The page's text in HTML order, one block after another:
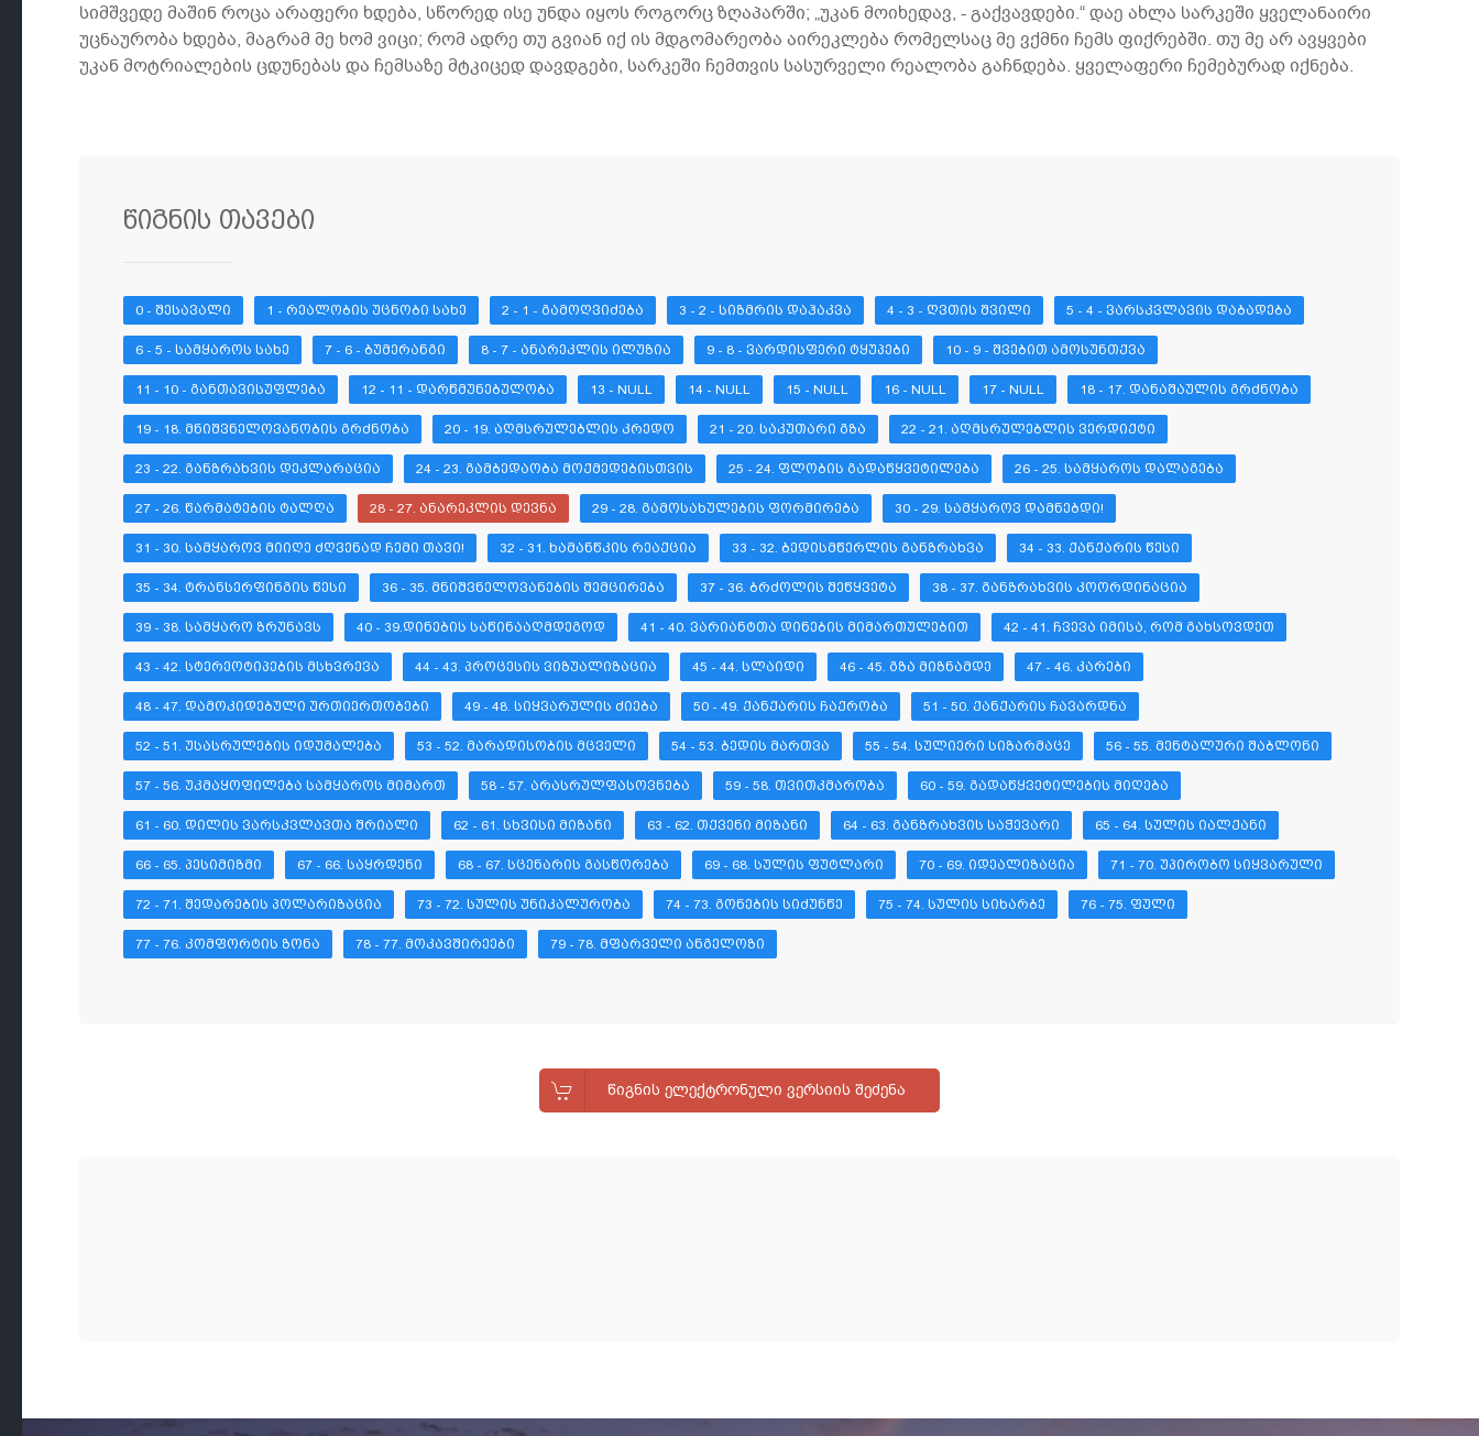
სიმშვედე მაშინ როცა არაფერი ხდება, სწორედ ისე უნდა იყოს როგორც ზღაპარში; „უკან მოიხედავ, - გაქვავდები.“ დაე ახლა სარკეში ყველანაირი
უცნაურობა ხდება, მაგრამ მე ხომ ვიცი; რომ ადრე თუ გვიან იქ ის მდგომარეობა აირეკლება რომელსაც მე ვქმნი ჩემს ფიქრებში. თუ მე არ ავყვები
უკან მოტრიალების ცდუნებას და ჩემსაზე მტკიცედ დავდგები, სარკეში ჩემთვის სასურველი რეალობა გაჩნდება. ყველაფერი ჩემებურად იქნება.
წიგნის თავები
0 - ᲨᲔᲡᲐᲕᲐᲚᲘ 1 - ᲠᲔᲐᲚᲝᲑᲘᲡ ᲣᲪᲜᲝᲑᲘ ᲡᲐᲮᲔ 2 - 1 - ᲒᲐᲛᲝᲦᲕᲘᲫᲔᲑᲐ 3 - 2 - ᲡᲘᲖᲛᲠᲘᲡ ᲓᲐᲰᲐᲙᲕᲐ 4 - 3 - ᲦᲕᲗᲘᲡ ᲨᲕᲘᲚᲘ 5 - 4 - ᲕᲐᲠᲡᲙᲕᲚᲐᲕᲘᲡ ᲓᲐᲑᲐᲓᲔᲑᲐ
6 - 5 - ᲡᲐᲛᲧᲐᲠᲝᲡ ᲡᲐᲮᲔ 7 - 6 - ᲑᲣᲛᲔᲠᲐᲜᲒᲘ 8 - 7 - ᲐᲜᲐᲠᲔᲙᲚᲘᲡ ᲘᲚᲣᲖᲘᲐ 9 - 8 - ᲕᲐᲠᲓᲘᲡᲤᲔᲠᲘ ᲢᲧᲣᲞᲔᲑᲘ 10 - 9 - ᲨᲕᲔᲑᲘᲗ ᲐᲛᲝᲡᲣᲜᲗᲥᲕᲐ
11 - 10 - ᲒᲐᲜᲗᲐᲕᲘᲡᲣᲤᲚᲔᲑᲐ 12 - 11 - ᲓᲐᲠᲬᲛᲣᲜᲔᲑᲣᲚᲝᲑᲐ 13 - NULL 14 - NULL 15 - NULL 16 - NULL 17 - NULL 18 - 17. ᲓᲐᲜᲐᲨᲐᲣᲚᲘᲡ ᲒᲠᲫᲜᲝᲑᲐ
19 - 18. ᲛᲜᲘᲨᲕᲜᲔᲚᲝᲕᲐᲜᲝᲑᲘᲡ ᲒᲠᲫᲜᲝᲑᲐ 20 - 19. ᲐᲦᲛᲡᲠᲣᲚᲔᲑᲚᲘᲡ ᲙᲠᲔᲓᲝ 21 - 20. ᲡᲐᲙᲣᲗᲐᲠᲘ ᲒᲖᲐ 22 - 21. ᲐᲦᲛᲡᲠᲣᲚᲔᲑᲚᲘᲡ ᲕᲔᲠᲓᲘᲥᲢᲘ
23 - 22. ᲒᲐᲜᲖᲠᲐᲮᲕᲘᲡ ᲓᲔᲙᲚᲐᲠᲐᲪᲘᲐ 24 - 23. ᲒᲐᲛᲑᲔᲓᲐᲝᲑᲐ ᲛᲝᲥᲛᲔᲓᲔᲑᲘᲡᲗᲕᲘᲡ 25 - 24. ᲤᲚᲝᲑᲘᲡ ᲒᲐᲓᲐᲬᲧᲕᲔᲢᲘᲚᲔᲑᲐ 26 - 25. ᲡᲐᲛᲧᲐᲠᲝᲡ ᲓᲐᲚᲐᲒᲔᲑᲐ
27 - 26. ᲬᲐᲠᲛᲐᲢᲔᲑᲘᲡ ᲢᲐᲚᲦᲐ 28 - 27. ᲐᲜᲐᲠᲔᲙᲚᲘᲡ ᲓᲔᲕᲜᲐ 29 - 28. ᲒᲐᲛᲝᲡᲐᲮᲣᲚᲔᲑᲘᲡ ᲤᲝᲠᲛᲘᲠᲔᲑᲐ 30 - 29. ᲡᲐᲛᲧᲐᲠᲝᲕ ᲓᲐᲛᲜᲔᲑᲓᲘ!
31 - 30. ᲡᲐᲛᲧᲐᲠᲝᲕ ᲛᲘᲘᲦᲔ ᲫᲦᲕᲔᲜᲐᲓ ᲩᲔᲛᲘ ᲗᲐᲕᲘ! 32 - 31. ᲮᲐᲛᲐᲜᲬᲙᲘᲡ ᲠᲔᲐᲥᲪᲘᲐ 33 - 32. ᲑᲔᲓᲘᲡᲛᲬᲔᲠᲚᲘᲡ ᲒᲐᲜᲖᲠᲐᲮᲕᲐ 34 - 33. ᲥᲐᲜᲥᲐᲠᲘᲡ ᲬᲔᲡᲘ
35 - 34. ᲢᲠᲐᲜᲡᲔᲠᲤᲘᲜᲒᲘᲡ ᲬᲔᲡᲘ 36 - 35. ᲛᲜᲘᲨᲕᲜᲔᲚᲝᲕᲐᲜᲔᲑᲘᲡ ᲨᲔᲛᲪᲘᲠᲔᲑᲐ 37 - 36. ᲑᲠᲫᲝᲚᲘᲡ ᲨᲔᲬᲧᲕᲔᲢᲐ 38 - 37. ᲒᲐᲜᲖᲠᲐᲮᲕᲘᲡ ᲙᲝᲝᲠᲓᲘᲜᲐᲪᲘᲐ
39 - 38. ᲡᲐᲛᲧᲐᲠᲝ ᲖᲠᲣᲜᲐᲕᲡ 40 - 39.ᲓᲘᲜᲔᲑᲘᲡ ᲡᲐᲬᲘᲜᲐᲐᲦᲛᲓᲔᲒᲝᲓ 41 - 40. ᲕᲐᲠᲘᲐᲜᲢᲗᲐ ᲓᲘᲜᲔᲑᲘᲡ ᲛᲘᲛᲐᲠᲗᲣᲚᲔᲑᲘᲗ 42 - 41. ᲩᲕᲔᲕᲐ ᲘᲛᲘᲡᲐ, ᲠᲝᲛ ᲒᲐᲮᲡᲝᲕᲓᲔᲗ
43 - 42. ᲡᲢᲔᲠᲔᲝᲢᲘᲞᲔᲑᲘᲡ ᲛᲡᲮᲕᲠᲔᲕᲐ 44 - 43. ᲞᲠᲝᲪᲔᲡᲘᲡ ᲕᲘᲖᲣᲐᲚᲘᲖᲐᲪᲘᲐ 45 - 44. ᲡᲚᲐᲘᲓᲘ 46 - 45. ᲒᲖᲐ ᲛᲘᲖᲜᲐᲛᲓᲔ 47 - 46. ᲙᲐᲠᲔᲑᲘ
48 - 47. ᲓᲐᲛᲝᲙᲘᲓᲔᲑᲣᲚᲘ ᲣᲠᲗᲘᲔᲠᲗᲝᲑᲔᲑᲘ 49 - 48. ᲡᲘᲧᲕᲐᲠᲣᲚᲘᲡ ᲫᲘᲔᲑᲐ 50 - 49. ᲥᲐᲜᲥᲐᲠᲘᲡ ᲩᲐᲥᲠᲝᲑᲐ 51 - 50. ᲥᲐᲜᲥᲐᲠᲘᲡ ᲩᲐᲕᲐᲠᲓᲜᲐ
52 - 51. ᲣᲡᲐᲡᲠᲣᲚᲔᲑᲘᲡ ᲘᲓᲣᲛᲐᲚᲔᲑᲐ 53 - 52. ᲛᲐᲠᲐᲓᲘᲡᲝᲑᲘᲡ ᲛᲪᲕᲔᲚᲘ 54 - 53. ᲑᲔᲓᲘᲡ ᲛᲐᲠᲗᲕᲐ 55 - 54. ᲡᲣᲚᲘᲔᲠᲘ ᲡᲘᲖᲐᲠᲛᲐᲪᲔ 56 - 55. ᲛᲔᲜᲢᲐᲚᲣᲠᲘ ᲨᲐᲑᲚᲝᲜᲘ
57 - 56. ᲣᲙᲛᲐᲧᲝᲤᲘᲚᲔᲑᲐ ᲡᲐᲛᲧᲐᲠᲝᲡ ᲛᲘᲛᲐᲠᲗ 58 - 57. ᲐᲠᲐᲡᲠᲣᲚᲤᲐᲡᲝᲕᲜᲔᲑᲐ 59 - 58. ᲗᲕᲘᲗᲙᲛᲐᲠᲝᲑᲐ 60 - 59. ᲒᲐᲓᲐᲬᲧᲕᲔᲢᲘᲚᲔᲑᲘᲡ ᲛᲘᲦᲔᲑᲐ
61 - 60. ᲓᲘᲚᲘᲡ ᲕᲐᲠᲡᲙᲕᲚᲐᲕᲗᲐ ᲨᲠᲘᲐᲚᲘ 62 - 61. ᲡᲮᲕᲘᲡᲘ ᲛᲘᲖᲐᲜᲘ 63 - 62. ᲗᲥᲕᲔᲜᲘ ᲛᲘᲖᲐᲜᲘ 64 - 63. ᲒᲐᲜᲖᲠᲐᲮᲕᲘᲡ ᲡᲐᲭᲔᲕᲐᲠᲘ 65 - 64. ᲡᲣᲚᲘᲡ ᲘᲐᲚᲥᲐᲜᲘ
66 - 65. ᲞᲔᲡᲘᲛᲘᲖᲛᲘ 67 - 66. ᲡᲐᲧᲠᲓᲔᲜᲘ 68 - 67. ᲡᲪᲔᲜᲐᲠᲘᲡ ᲒᲐᲡᲬᲝᲠᲔᲑᲐ 69 - 68. ᲡᲣᲚᲘᲡ ᲤᲣᲢᲚᲐᲠᲘ 70 - 69. ᲘᲓᲔᲐᲚᲘᲖᲐᲪᲘᲐ 71 - 70. ᲣᲞᲘᲠᲝᲑᲝ ᲡᲘᲧᲕᲐᲠᲣᲚᲘ
72 - 71. ᲨᲔᲓᲐᲠᲔᲑᲘᲡ ᲞᲝᲚᲐᲠᲘᲖᲐᲪᲘᲐ 73 - 72. ᲡᲣᲚᲘᲡ ᲣᲜᲘᲙᲐᲚᲣᲠᲝᲑᲐ 74 - 73. ᲒᲝᲜᲔᲑᲘᲡ ᲡᲘᲫᲣᲜᲬᲔ 75 - 74. ᲡᲣᲚᲘᲡ ᲡᲘᲮᲐᲠᲑᲔ 76 - 75. ᲤᲣᲚᲘ
77 - 76. ᲙᲝᲛᲤᲝᲠᲢᲘᲡ ᲖᲝᲜᲐ 78 - 77. ᲛᲝᲙᲐᲕᲨᲘᲠᲔᲔᲑᲘ 79 - 78. ᲛᲤᲐᲠᲕᲔᲚᲘ ᲐᲜᲒᲔᲚᲝᲖᲘ
ᲬᲘᲒᲜᲘᲡ ᲔᲚᲔᲥᲢᲠᲝᲜᲣᲚᲘ ᲕᲔᲠᲡᲘᲘᲡ ᲨᲔᲫᲔᲜᲐ